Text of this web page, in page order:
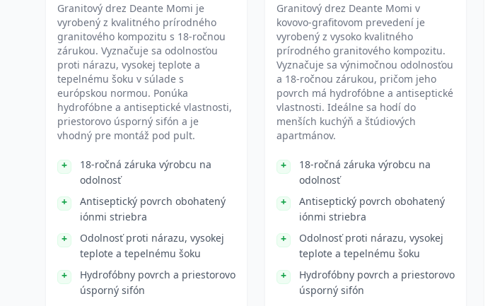
Granitový drez Deante Momi je
vyrobený z kvalitného prírodného
granitového kompozitu s 18-ročnou
zárukou. Vyznačuje sa odolnosťou
proti nárazu, vysokej teplote a
tepelnému šoku v súlade s
európskou normou. Ponúka
hydrofóbne a antiseptické vlastnosti,
priestorovo úsporný sifón a je
vhodný pre montáž pod pult.
18-ročná záruka výrobcu na
odolnosť
Antiseptický povrch obohatený
iónmi striebra
Odolnosť proti nárazu, vysokej
teplote a tepelnému šoku
Hydrofóbny povrch a priestorovo
úsporný sifón
Granitový drez Deante Momi v
kovovo-grafitovom prevedení je
vyrobený z vysoko kvalitného
prírodného granitového kompozitu.
Vyznačuje sa výnimočnou odolnosťou
a 18-ročnou zárukou, pričom jeho
povrch má hydrofóbne a antiseptické
vlastnosti. Ideálne sa hodí do
menších kuchýň a štúdiových
apartmánov.
18-ročná záruka výrobcu na
odolnosť
Antiseptický povrch obohatený
iónmi striebra
Odolnosť proti nárazu, vysokej
teplote a tepelnému šoku
Hydrofóbny povrch a priestorovo
úsporný sifón